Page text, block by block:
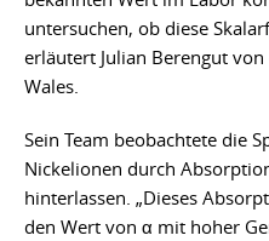
untersuchen, ob diese
erläutert Julian Berengut
Wales.
Sein Team beobachtete die
Nickelionen durch
hinterlassen. „Dieses
den Wert von α mit hoher